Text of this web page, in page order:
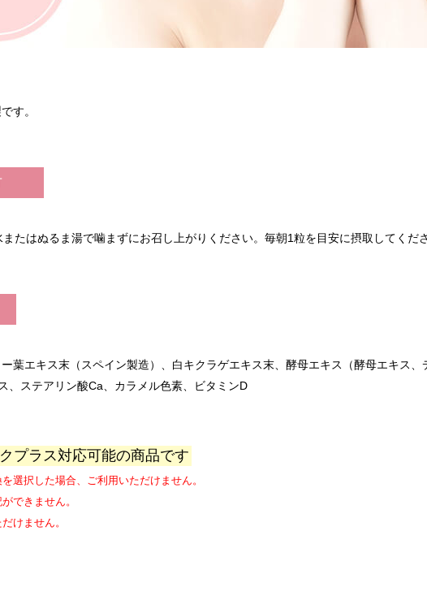
す。
たはぬるま湯で噛まずにお召し上がりください。毎朝1粒を目安に摂取してくださ
葉エキス末（スペイン製造）、白キクラゲエキス末、酵母エキス（酵母エキス
、ステアリン酸Ca、カラメル色素、ビタミンD
プラス対応可能の商品です
選択した場合、ご利用いただけません。
できません。
けません。